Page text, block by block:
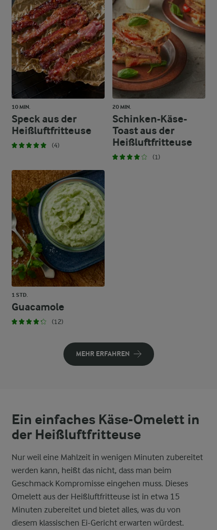
10 MIN.
Speck aus der
Heißluftfritteuse
(4)
20 MIN.
Schinken-Käse-
Toast aus der
Heißluftfritteuse
(1)
1 STD.
Guacamole
(12)
MEHR ERFAHREN
Ein einfaches Käse-Omelett in
der Heißluftfritteuse
Nur weil eine Mahlzeit in wenigen Minuten zubereitet
werden kann, heißt das nicht, dass man beim
Geschmack Kompromisse eingehen muss. Dieses
Omelett aus der Heißluftfritteuse ist in etwa 15
Minuten zubereitet und bietet alles, was du von
diesem klassischen Ei-Gericht erwarten würdest.